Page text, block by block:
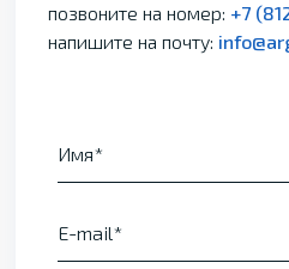
позвоните на номер: +7
напишите на почту:
Имя
E-mail